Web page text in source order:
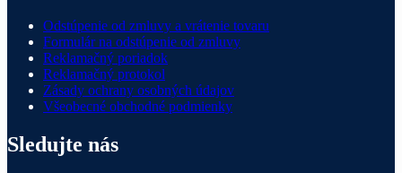
Odstúpenie od zmluvy a vrátenie tovaru
Formulár na odstúpenie od zmluvy
Reklamačný poriadok
Reklamačný protokol
Zásady ochrany osobných údajov
Všeobecné obchodné podmienky
Sledujte nás